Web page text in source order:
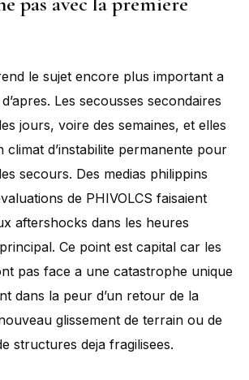
le sujet encore plus important a
Les secousses secondaires
jours, voire des semaines, et elles
climat d’instabilite permanente pour
secours. Des medias philippins
de PHIVOLCS faisaient
aftershocks dans les heures
Ce point est capital car les
pas face a une catastrophe unique
dans la peur d’un retour de la
glissement de terrain ou de
structures deja fragilisees.